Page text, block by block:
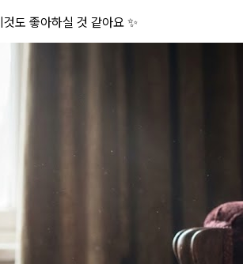
도 좋아하실 것 같아요 ✨